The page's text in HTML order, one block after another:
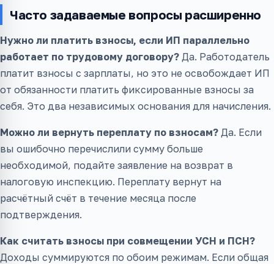
Часто задаваемые вопросы расширенно
Нужно ли платить взносы, если ИП параллельно
работает по трудовому договору? Да. Работодатель
платит взносы с зарплаты, но это не освобождает ИП
от обязанности платить фиксированные взносы за
себя. Это два независимых основания для начисления.
Можно ли вернуть переплату по взносам? Да. Если
вы ошибочно перечислили сумму больше
необходимой, подайте заявление на возврат в
налоговую инспекцию. Переплату вернут на
расчётный счёт в течение месяца после
подтверждения.
Как считать взносы при совмещении УСН и ПСН?
Доходы суммируются по обоим режимам. Если общая